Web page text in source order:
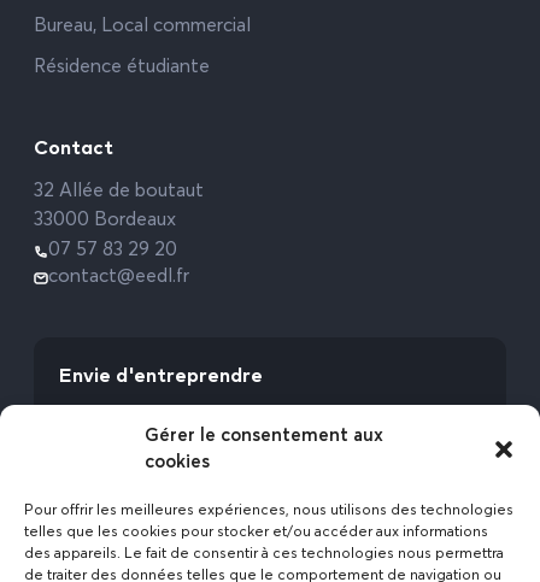
Gérer le consentement aux
cookies
Pour offrir les meilleures expériences, nous utilisons des technologies
telles que les cookies pour stocker et/ou accéder aux informations
des appareils. Le fait de consentir à ces technologies nous permettra
de traiter des données telles que le comportement de navigation ou
Bureau, Local commercial
Résidence étudiante
Contact
32 Allée de boutaut
33000 Bordeaux
07 57 83 29 20
contact@eedl.fr
Envie d'entreprendre
avec l’Expert Etat des Lieux !
Rejoignez-nous